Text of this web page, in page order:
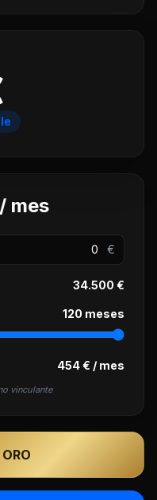
mes
€
34.500 €
120 meses
454 € / mes
vinculante